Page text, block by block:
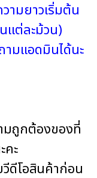
ามยาวเริ่มต้น
แต่ละม้วน)
มแอดมินได้นะ
มถูกต้องของที่
ะ
ดีโอสินค้าก่อน